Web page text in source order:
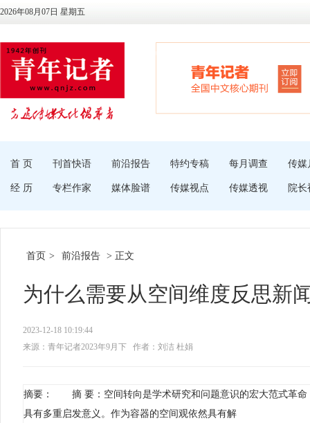
2026年08月07日 星期五
首 页 刊首快语 前沿报告 特约专稿 每月调查 传媒
经 历 专栏作家 媒体脸谱 传媒视点 传媒透视 院长
首页 > 前沿报告 > 正文
为什么需要从空间维度反思新
2023-12-18 10:19:44
来源：青年记者2023年9月下
作者：刘洁 杜娟
摘要： 摘 要：空间转向是学术研究和问题意识的宏大范式革命
具有多重启发意义。作为容器的空间观依然具有解